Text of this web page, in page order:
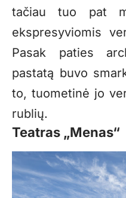
tačiau tuo pat
ekspresyviomis
Pasak paties
pastatą buvo
to, tuometinė jo
rublių.
Teatras „Menas“